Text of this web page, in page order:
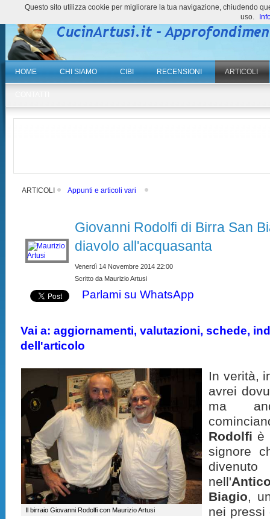
HOME CHI SIAMO CIBI RECENSIONI ARTICOLI
ARTICOLI Appunti e articoli vari
Giovanni Rodolfi di Birra San
diavolo all'acquasanta
Venerdì 14 Novembre 2014 22:00
Scritto da Maurizio Artusi
Parlami su WhatsApp
Vai a: aggiornamenti, valutazioni, schede,
dell'articolo
Il birraio Giovanni Rodolfi con Maurizio Artusi
In verità,
avrei
ma
Rodolfi è
signore
nell'
Biagio,
nei
Questo sito utilizza cookie per migliorare la tua navigazione, chiudendo
uso.